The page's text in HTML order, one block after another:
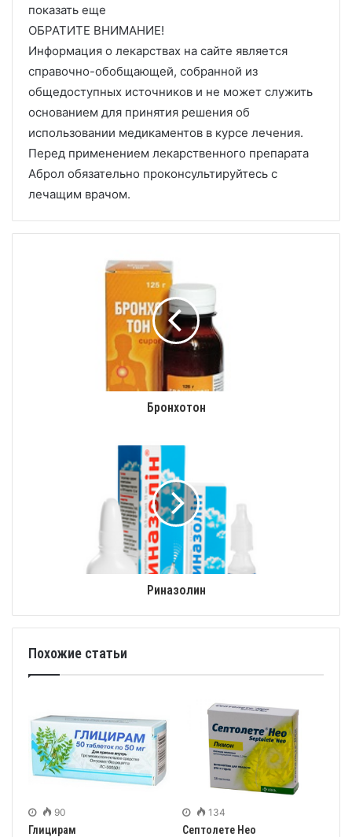
показать еще
ОБРАТИТЕ ВНИМАНИЕ!
Информация о лекарствах на сайте является
справочно-обобщающей, собранной из
общедоступных источников и не может служить
основанием для принятия решения об
использовании медикаментов в курсе лечения.
Перед применением лекарственного препарата
Аброл обязательно проконсультируйтесь с
лечащим врачом.
Бронхотон
Риназолин
Похожие статьи
90
Глицирам
134
Септолете Нео